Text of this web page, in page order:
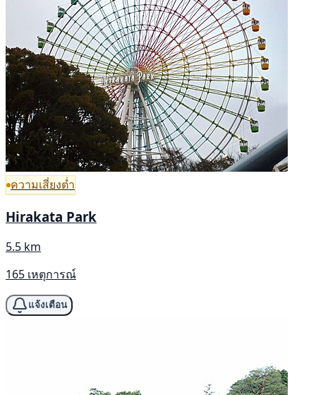
ความเสี่ยงต่ำ
Hirakata Park
5.5 km
165 เหตุการณ์
แจ้งเตือน